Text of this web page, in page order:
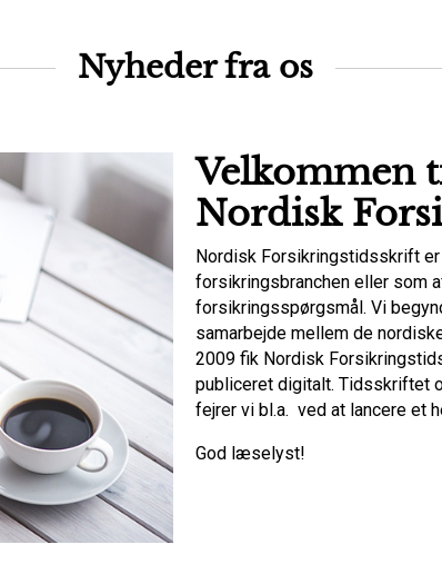
Nyheder fra os
Velkommen
Nordisk
Nordisk Forsikringstidsskrift
forsikringsbranchen eller som
forsikringsspørgsmål. Vi
samarbejde mellem de
2009 fik Nordisk
publiceret digitalt. Tidsskriftet
fejrer vi bl.a. ved at lancere et
God læselyst!